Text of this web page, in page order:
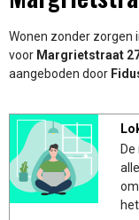
Wonen zonder zorgen
voor Margrietstraat
aangeboden door